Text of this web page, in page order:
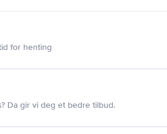
for henting
Da gir vi deg et bedre tilbud.